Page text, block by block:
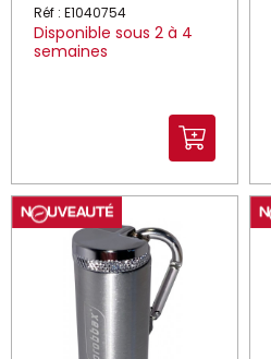
Réf : E1040754
Disponible sous 2 à 4
semaines